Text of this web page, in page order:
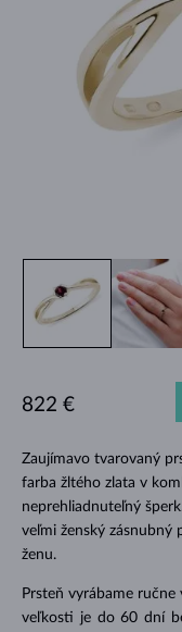
Zaujímavo tvarovaný
farba žltého zlata v
neprehliadnuteľný
veľmi ženský zásnubný
ženu.
Prsteň vyrábame ručne
veľkosti je do 60 dní
822 €